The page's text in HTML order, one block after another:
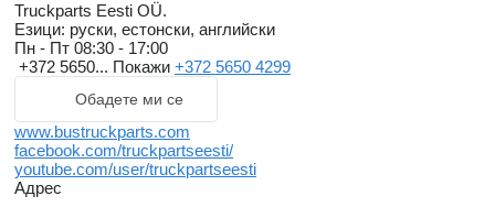
Truckparts Eesti OÜ.
Езици: руски, естонски, английски
Пн - Пт 08:30 - 17:00
+372 5650... Покажи +372 5650 4299
Обадете ми се
www.bustruckparts.com
facebook.com/truckpartseesti/
youtube.com/user/truckpartseesti
Адрес